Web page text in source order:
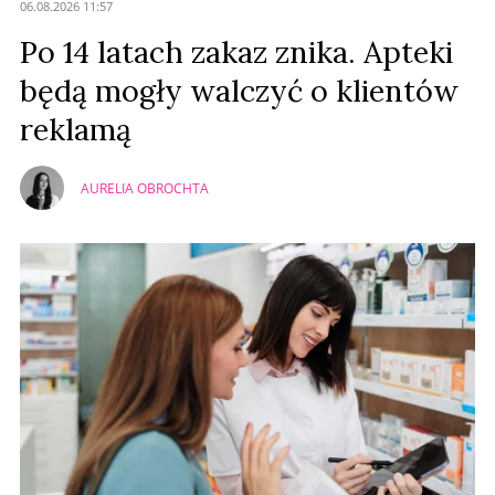
06.08.2026 11:57
Po 14 latach zakaz znika. Apteki
będą mogły walczyć o klientów
reklamą
AURELIA OBROCHTA